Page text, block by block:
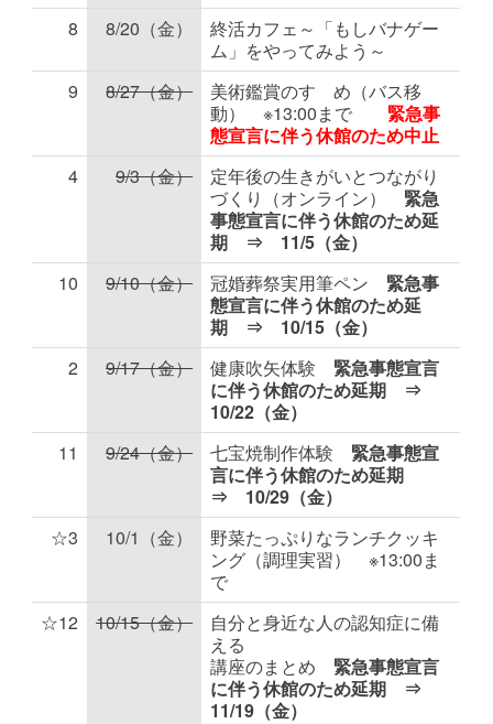
8
8/20（金）
終活カフェ～「もしバナゲー
ム」をやってみよう～
9
8/27（金）
美術鑑賞のすゝめ（バス移
動） ※13:00まで 緊急事
態宣言に伴う休館のため中止
4
9/3（金）
定年後の生きがいとつながり
づくり（オンライン）
緊急
事態宣言に伴う休館のため延
期 ⇒ 11/5（金）
10
9/10（金） 冠婚葬祭実用筆ペン 緊急事
態宣言に伴う休館のため延
期 ⇒ 10/15（金）
2
9/17（金） 健康吹矢体験 緊急事態宣言
に伴う休館のため延期 ⇒
10/22（金）
11
9/24（金） 七宝焼制作体験 緊急事態宣
言に伴う休館のため延期
⇒ 10/29（金）
☆3
10/1（金）
野菜たっぷりなランチクッキ
ング（調理実習） ※13:00ま
で
☆12
10/15（金）
自分と身近な人の認知症に備
える
講座のまとめ 緊急事態宣言
に伴う休館のため延期 ⇒
11/19（金）